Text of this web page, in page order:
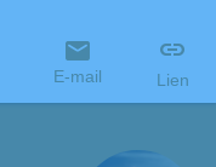
E-mail Lien